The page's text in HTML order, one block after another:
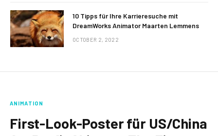
10 Tipps für Ihre Karrieresuche mit
DreamWorks Animator Maarten Lemmens
OCTOBER 2, 2022
ANIMATION
First-Look-Poster für US/China